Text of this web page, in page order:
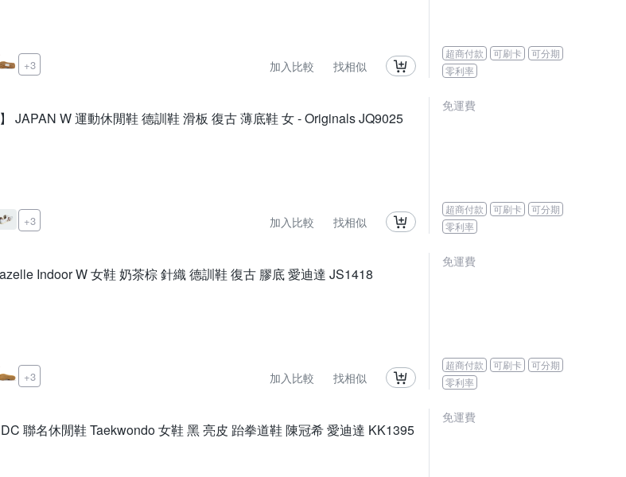
+3 加入比較 找相似
超商付款 可刷卡
可分期
零利率
JAPAN W 運動休閒鞋 德訓鞋 滑板 復古 薄底鞋 女 - Originals JQ9025
+3 加入比較 找相似
免運費
超商付款 可刷卡
可分期
零利率
Indoor W 女鞋 奶茶棕 針織 德訓鞋 復古 膠底 愛迪達 JS1418
+3 加入比較 找相似
免運費
超商付款 可刷卡
可分期
零利率
聯名休閒鞋 Taekwondo 女鞋 黑 亮皮 跆拳道鞋 陳冠希 愛迪達 KK1395
免運費